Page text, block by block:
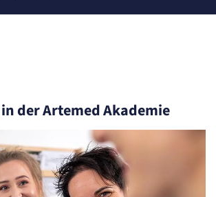
der Artemed Akademie